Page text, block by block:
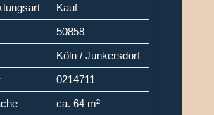
Kauf
50858
Köln / Junkersdorf
0214711
ca. 64 m²